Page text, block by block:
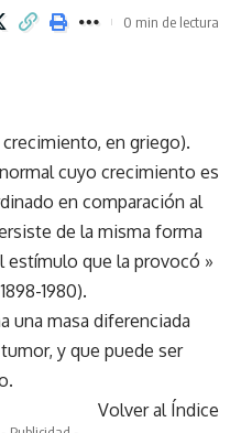
0 min de lectura
en griego).
cuyo crecimiento es
en comparación al
de la misma forma
estímulo que la provocó »
1980).
una masa diferenciada
y que puede ser
Volver al Índice